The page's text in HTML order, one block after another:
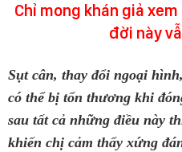
Chỉ mong khán giả
đời này
Sụt cân, thay đổi ngoại
có thể bị tổn thương khi
sau tất cả những điều này
khiến chị cảm thấy xứng